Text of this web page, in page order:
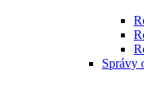
Správy